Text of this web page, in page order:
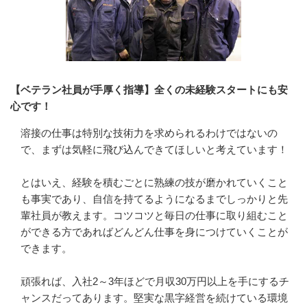
【ベテラン社員が手厚く指導】全くの未経験スタートにも安
心です！
溶接の仕事は特別な技術力を求められるわけではないの
で、まずは気軽に飛び込んできてほしいと考えています！
とはいえ、経験を積むごとに熟練の技が磨かれていくこと
も事実であり、自信を持てるようになるまでしっかりと先
輩社員が教えます。コツコツと毎日の仕事に取り組むこと
ができる方であればどんどん仕事を身につけていくことが
できます。
頑張れば、入社2～3年ほどで月収30万円以上を手にするチ
ャンスだってあります。堅実な黒字経営を続けている環境